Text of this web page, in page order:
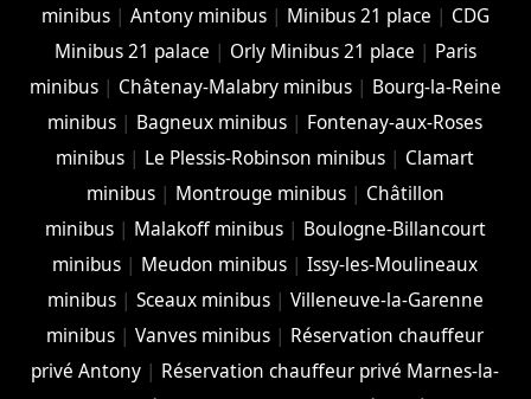
minibus| Antony minibus| Minibus 21 place | CDG
Minibus 21 palace | Orly Minibus 21 place | Paris
minibus| Châtenay-Malabry minibus| Bourg-la-Reine
minibus | Bagneux minibus | Fontenay-aux-Roses
minibus | Le Plessis-Robinson minibus | Clamart
minibus| Montrouge minibus| Châtillon
minibus| Malakoff minibus| Boulogne-Billancourt
minibus | Meudon minibus |Issy-les-Moulineaux
minibus| Sceaux minibus| Villeneuve-la-Garenne
minibus |Vanves minibus | Réservation chauffeur
privé Antony | Réservation chauffeur privé Marnes-la-